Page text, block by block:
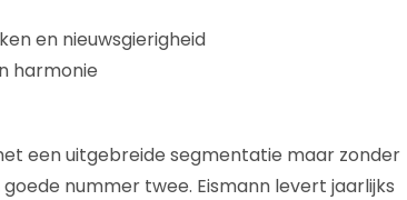
en nieuwsgierigheid
harmonie
een uitgebreide segmentatie maar zonder
nummer twee. Eismann levert jaarlijks